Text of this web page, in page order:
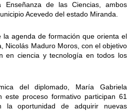
Enseñanza de las Ciencias, ambos
Acevedo del estado Miranda.
la agenda de formación que orienta el
Nicolás Maduro Moros, con el objetivo
en ciencia y tecnología en todos los
del diplomado, María Gabriela
este proceso formativo participan 61
la oportunidad de adquirir nuevas